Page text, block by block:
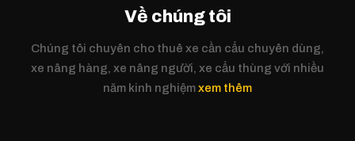
Về chúng tôi
Chúng tôi chuyên cho thuê xe cần cẩu chuyên dùng,
xe nâng hàng, xe nâng người, xe cẩu thùng với nhiều
năm kinh nghiệmxem thêm